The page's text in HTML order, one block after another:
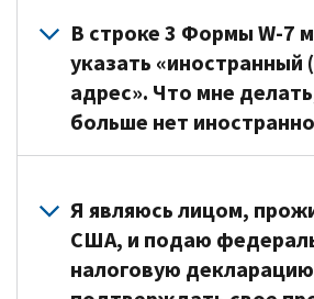
записи,
не
отражена
цель
уплаты
федерального
Узнайте,
когда
обеспечения
(SSN)
или
ITIN
напишите
«ITIN
BE
REQUESTED»
(ITIN
ЗАПРОШЕН).
программы
медицинского
страхования,
или
снижения
стоимости
страховых
взносов
налогов
(Английский).
Ваше
заявление
должно
включать
документа
или
подписанное
США.
Так
как
вы
из
Мексики
проживаете
в
США,
вы
о
том,
являетесь
ли
вы
лицом,
или
постоянно
проживающим
в
В строке 3 Формы W-7
указать «иностранный
адрес». Что мне
больше нет
у
вас
больше
нет
Я являюсь лицом,
США, и подаю
налоговую